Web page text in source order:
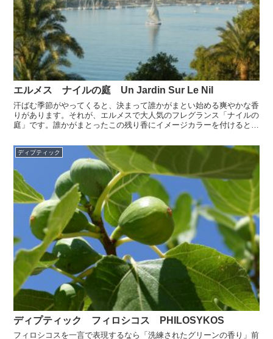
エルメス ナイルの庭 Un Jardin Sur Le Nil
汗ばむ季節がやってくると、決まって誰かがまとい始める爽やかな香
りがあります。それが、エルメスで大人気のフレグランス「ナイルの
庭」です。誰かがまとったこの残り香にイメージカラーを付けるとし
ディプティック
ディプティック フィロシコス PHILOSYKOS
フィロシコスを一言で表現するなら「洗練されたグリーンの香り」前